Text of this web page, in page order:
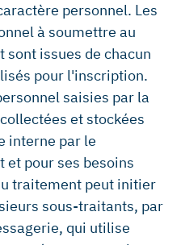
personnel. Les
à soumettre au
issues de chacun
pour l'inscription.
saisies par la
et stockées
interne par le
et pour ses besoins
traitement peut initier
sous-traitants, par
qui utilise